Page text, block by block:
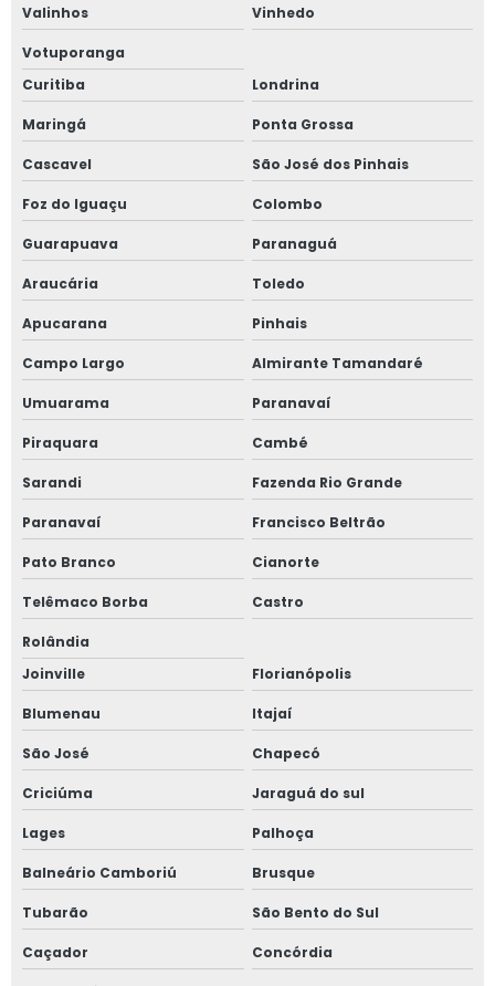
Valinhos Vinhedo
Votuporanga
Curitiba
Londrina
Maringá Ponta Grossa
Cascavel São José dos Pinhais
Foz do Iguaçu Colombo
Guarapuava Paranaguá
Araucária Toledo
Apucarana Pinhais
Campo Largo Almirante Tamandaré
Umuarama Paranavaí
Piraquara Cambé
Sarandi Fazenda Rio Grande
Paranavaí Francisco Beltrão
Pato Branco Cianorte
Telêmaco Borba Castro
Rolândia
Joinville
Florianópolis
Blumenau Itajaí
São José Chapecó
Criciúma Jaraguá do sul
Lages Palhoça
Balneário Camboriú Brusque
Tubarão São Bento do Sul
Caçador Concórdia